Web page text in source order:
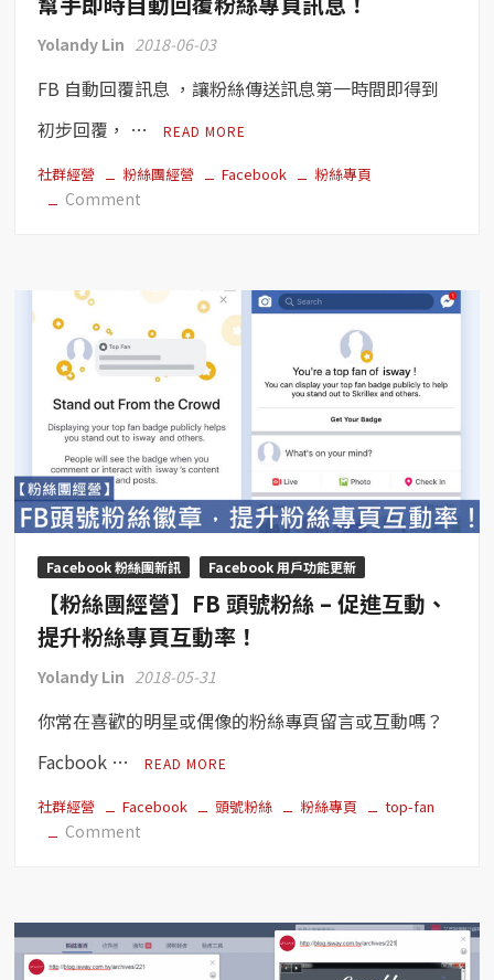
所
有
絲
貼
告
和
訊
息！
Yolandy Lin 2018-06-03
FB 自動回覆訊息 ，讓粉絲傳送訊息第一時間即得到
初步回覆， …
READ MORE
社群經營 粉絲團經營 Facebook 粉絲專頁
Comment
經
營】
自
動
回
覆
訊
息
–
回
覆
小
幫
手
即
自
動
覆
訊
息！
Facebook 粉絲團新訊 Facebook 用戶功能更新
【粉絲團經營】FB 頭號粉絲 – 促進互動、
提升粉絲專頁互動率！
Yolandy Lin 2018-05-31
你常在喜歡的明星或偶像的粉絲專頁留言或互動嗎？
Facbook …
READ MORE
社群經營 Facebook 頭號粉絲 粉絲專頁 top-fan
Comment
經
營】